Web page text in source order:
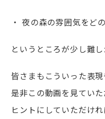
・ 夜の森の雰囲気をど
というところが少し難
皆さまもこういった表
是非この動画を見てい
ヒントにしていただけれ